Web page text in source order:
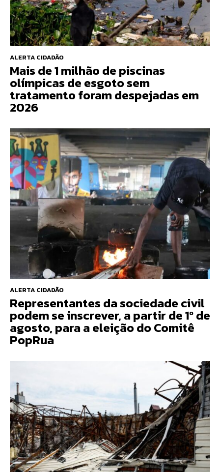
ALERTA CIDADÃO
Mais de 1 milhão de piscinas
olímpicas de esgoto sem
tratamento foram despejadas em
2026
ALERTA CIDADÃO
Representantes da sociedade civil
podem se inscrever, a partir de 1º de
agosto, para a eleição do Comitê
PopRua